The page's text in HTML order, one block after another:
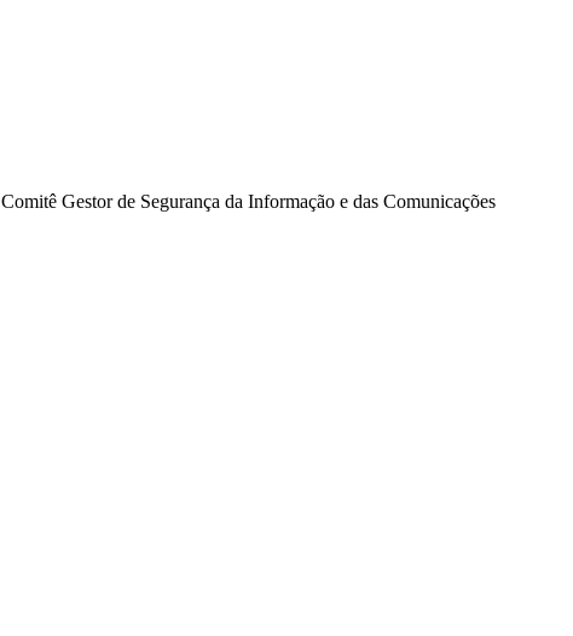
Comitê Gestor de Segurança da Informação e das Comunicações